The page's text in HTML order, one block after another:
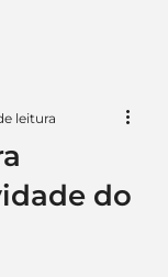
do
leitura